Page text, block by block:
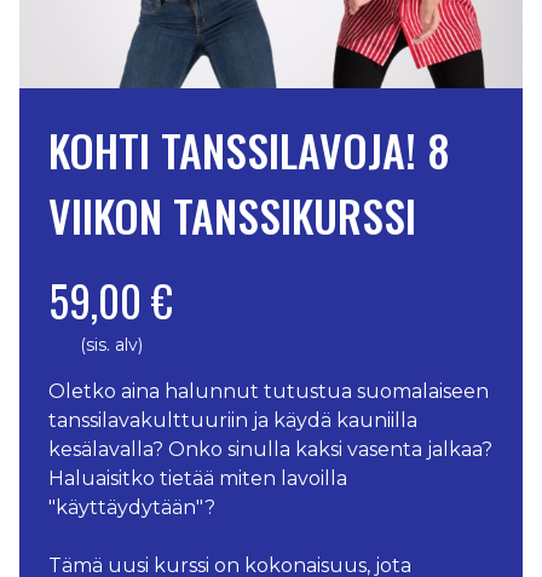
KOHTI TANSSILAVOJA! 8
VIIKON TANSSIKURSSI
59,00 €
(sis. alv)
Oletko aina halunnut tutustua suomalaiseen
tanssilavakulttuuriin ja käydä kauniilla
kesälavalla? Onko sinulla kaksi vasenta jalkaa?
Haluaisitko tietää miten lavoilla
"käyttäydytään"?
Tämä uusi kurssi on kokonaisuus, jota